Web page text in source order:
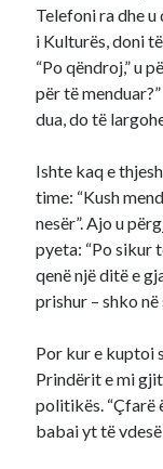
Telefoni ra dhe
i Kulturës, doni
“Po qëndroj,” u
për të
dua, do të
Ishte kaq e
time: “Kush
nesër”. Ajo u
pyeta: “Po sikur
qenë një ditë e
prishur – shko në
Por kur e kuptoi
Prindërit e mi
politikës. “Çfarë
babai yt të